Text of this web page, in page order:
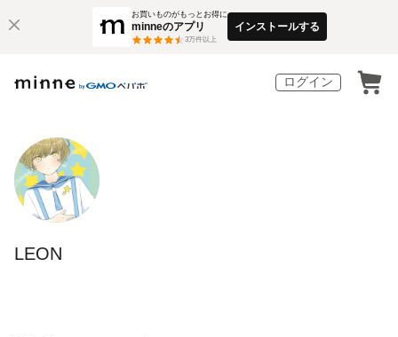
お買いものがもっとお得に
minneのアプリ
3万件以上
インストールする
ログイン
LEON